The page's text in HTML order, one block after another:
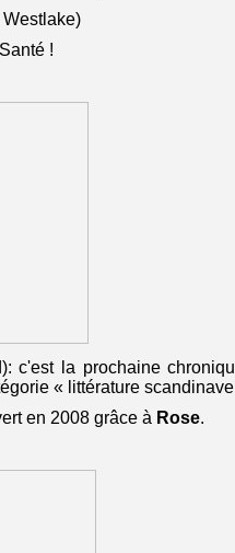
!
c'est la prochaine
« littérature
en 2008 grâce à Rose.